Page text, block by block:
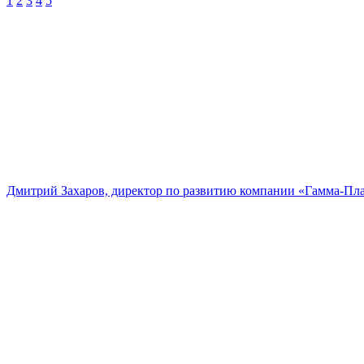
Дмитрий Захаров, директор по развитию компании «Гамма-